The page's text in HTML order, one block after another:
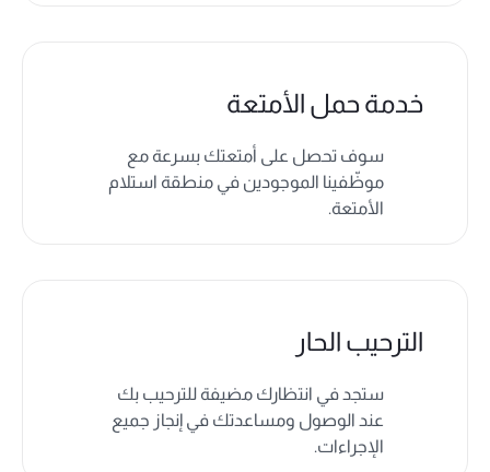
خدمة حمل الأمتعة
سوف تحصل على أمتعتك بسرعة مع
موظّفينا الموجودين في منطقة استلام
الأمتعة.
الترحيب الحار
ستجد في انتظارك مضيفة للترحيب بك
عند الوصول ومساعدتك في إنجاز جميع
الإجراءات.